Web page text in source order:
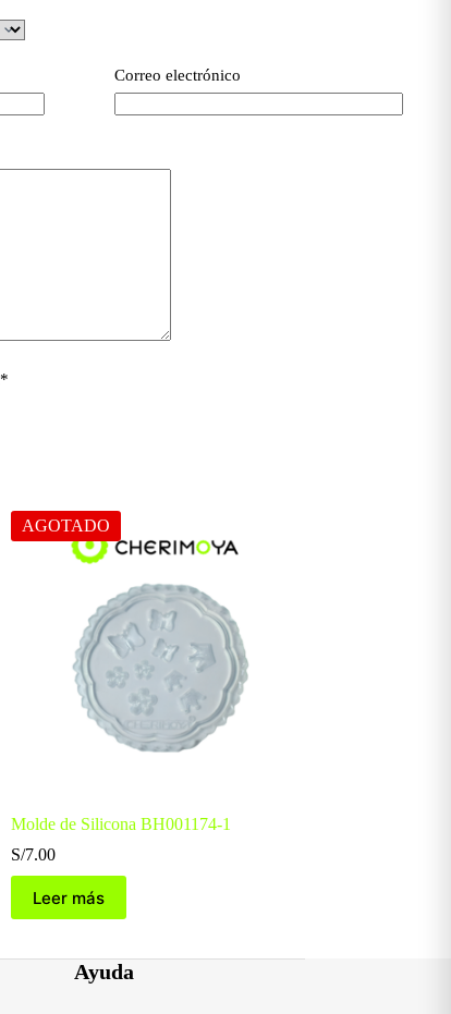
Correo electrónico
*
AGOTADO
Molde de Silicona BH001174-1
S/7.00
Leer más
Ayuda